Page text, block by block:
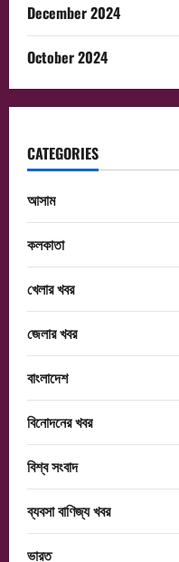
December 2024
October 2024
CATEGORIES
আসাম
কলকাতা
খেলার খবর
জেলার খবর
বাংলাদেশ
বিনোদনের খবর
বিশ্ব সংবাদ
ব্যবসা বাণিজ্য খবর
ভারত